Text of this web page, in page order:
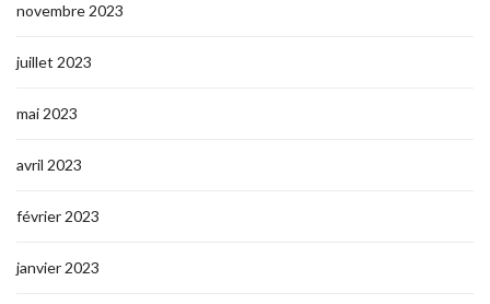
novembre 2023
juillet 2023
mai 2023
avril 2023
février 2023
janvier 2023